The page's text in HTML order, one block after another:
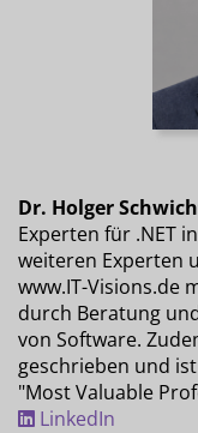
Dr. Holger
Experten für .NET
weiteren Experten
www.IT-Visions.de
durch Beratung
von Software.
geschrieben und
"Most Valuable
LinkedIn